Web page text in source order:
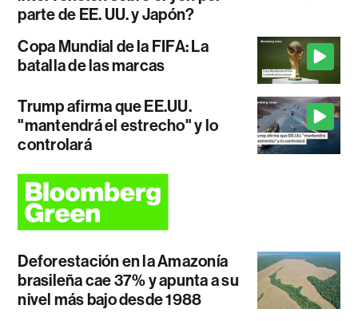
parte de EE. UU. y Japón?
Copa Mundial de la FIFA: La
batalla de las marcas
Trump afirma que EE.UU.
"mantendrá el estrecho" y lo
controlará
Deforestación en la Amazonía
brasileña cae 37% y apunta a su
nivel más bajo desde 1988